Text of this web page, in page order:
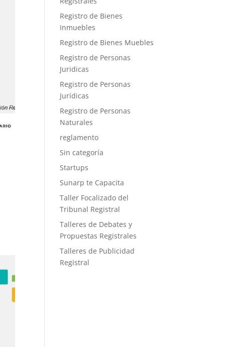
Registro de Bienes
Inmuebles
Registro de Bienes Muebles
Registro de Personas
Juridicas
Registro de Personas
Jurídicas
Registro de Personas
Naturales
reglamento
Sin categoría
Startups
Sunarp te Capacita
Taller Focalizado del
Tribunal Registral
Talleres de Debates y
Propuestas Registrales
Talleres de Publicidad
Registral